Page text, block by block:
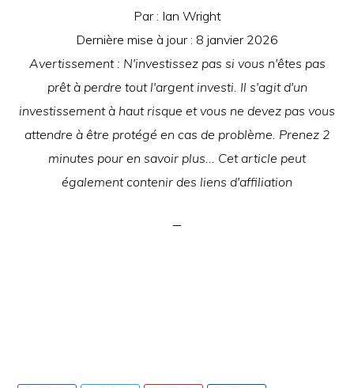
Par : Ian Wright
Dernière mise à jour : 8 janvier 2026
Avertissement : N'investissez pas si vous n'êtes pas
prêt à perdre tout l'argent investi. Il s'agit d'un
investissement à haut risque et vous ne devez pas vous
attendre à être protégé en cas de problème. Prenez 2
minutes pour en savoir plus... Cet article peut
également contenir des liens d'affiliation